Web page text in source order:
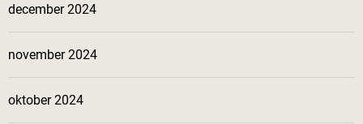
december 2024
november 2024
oktober 2024